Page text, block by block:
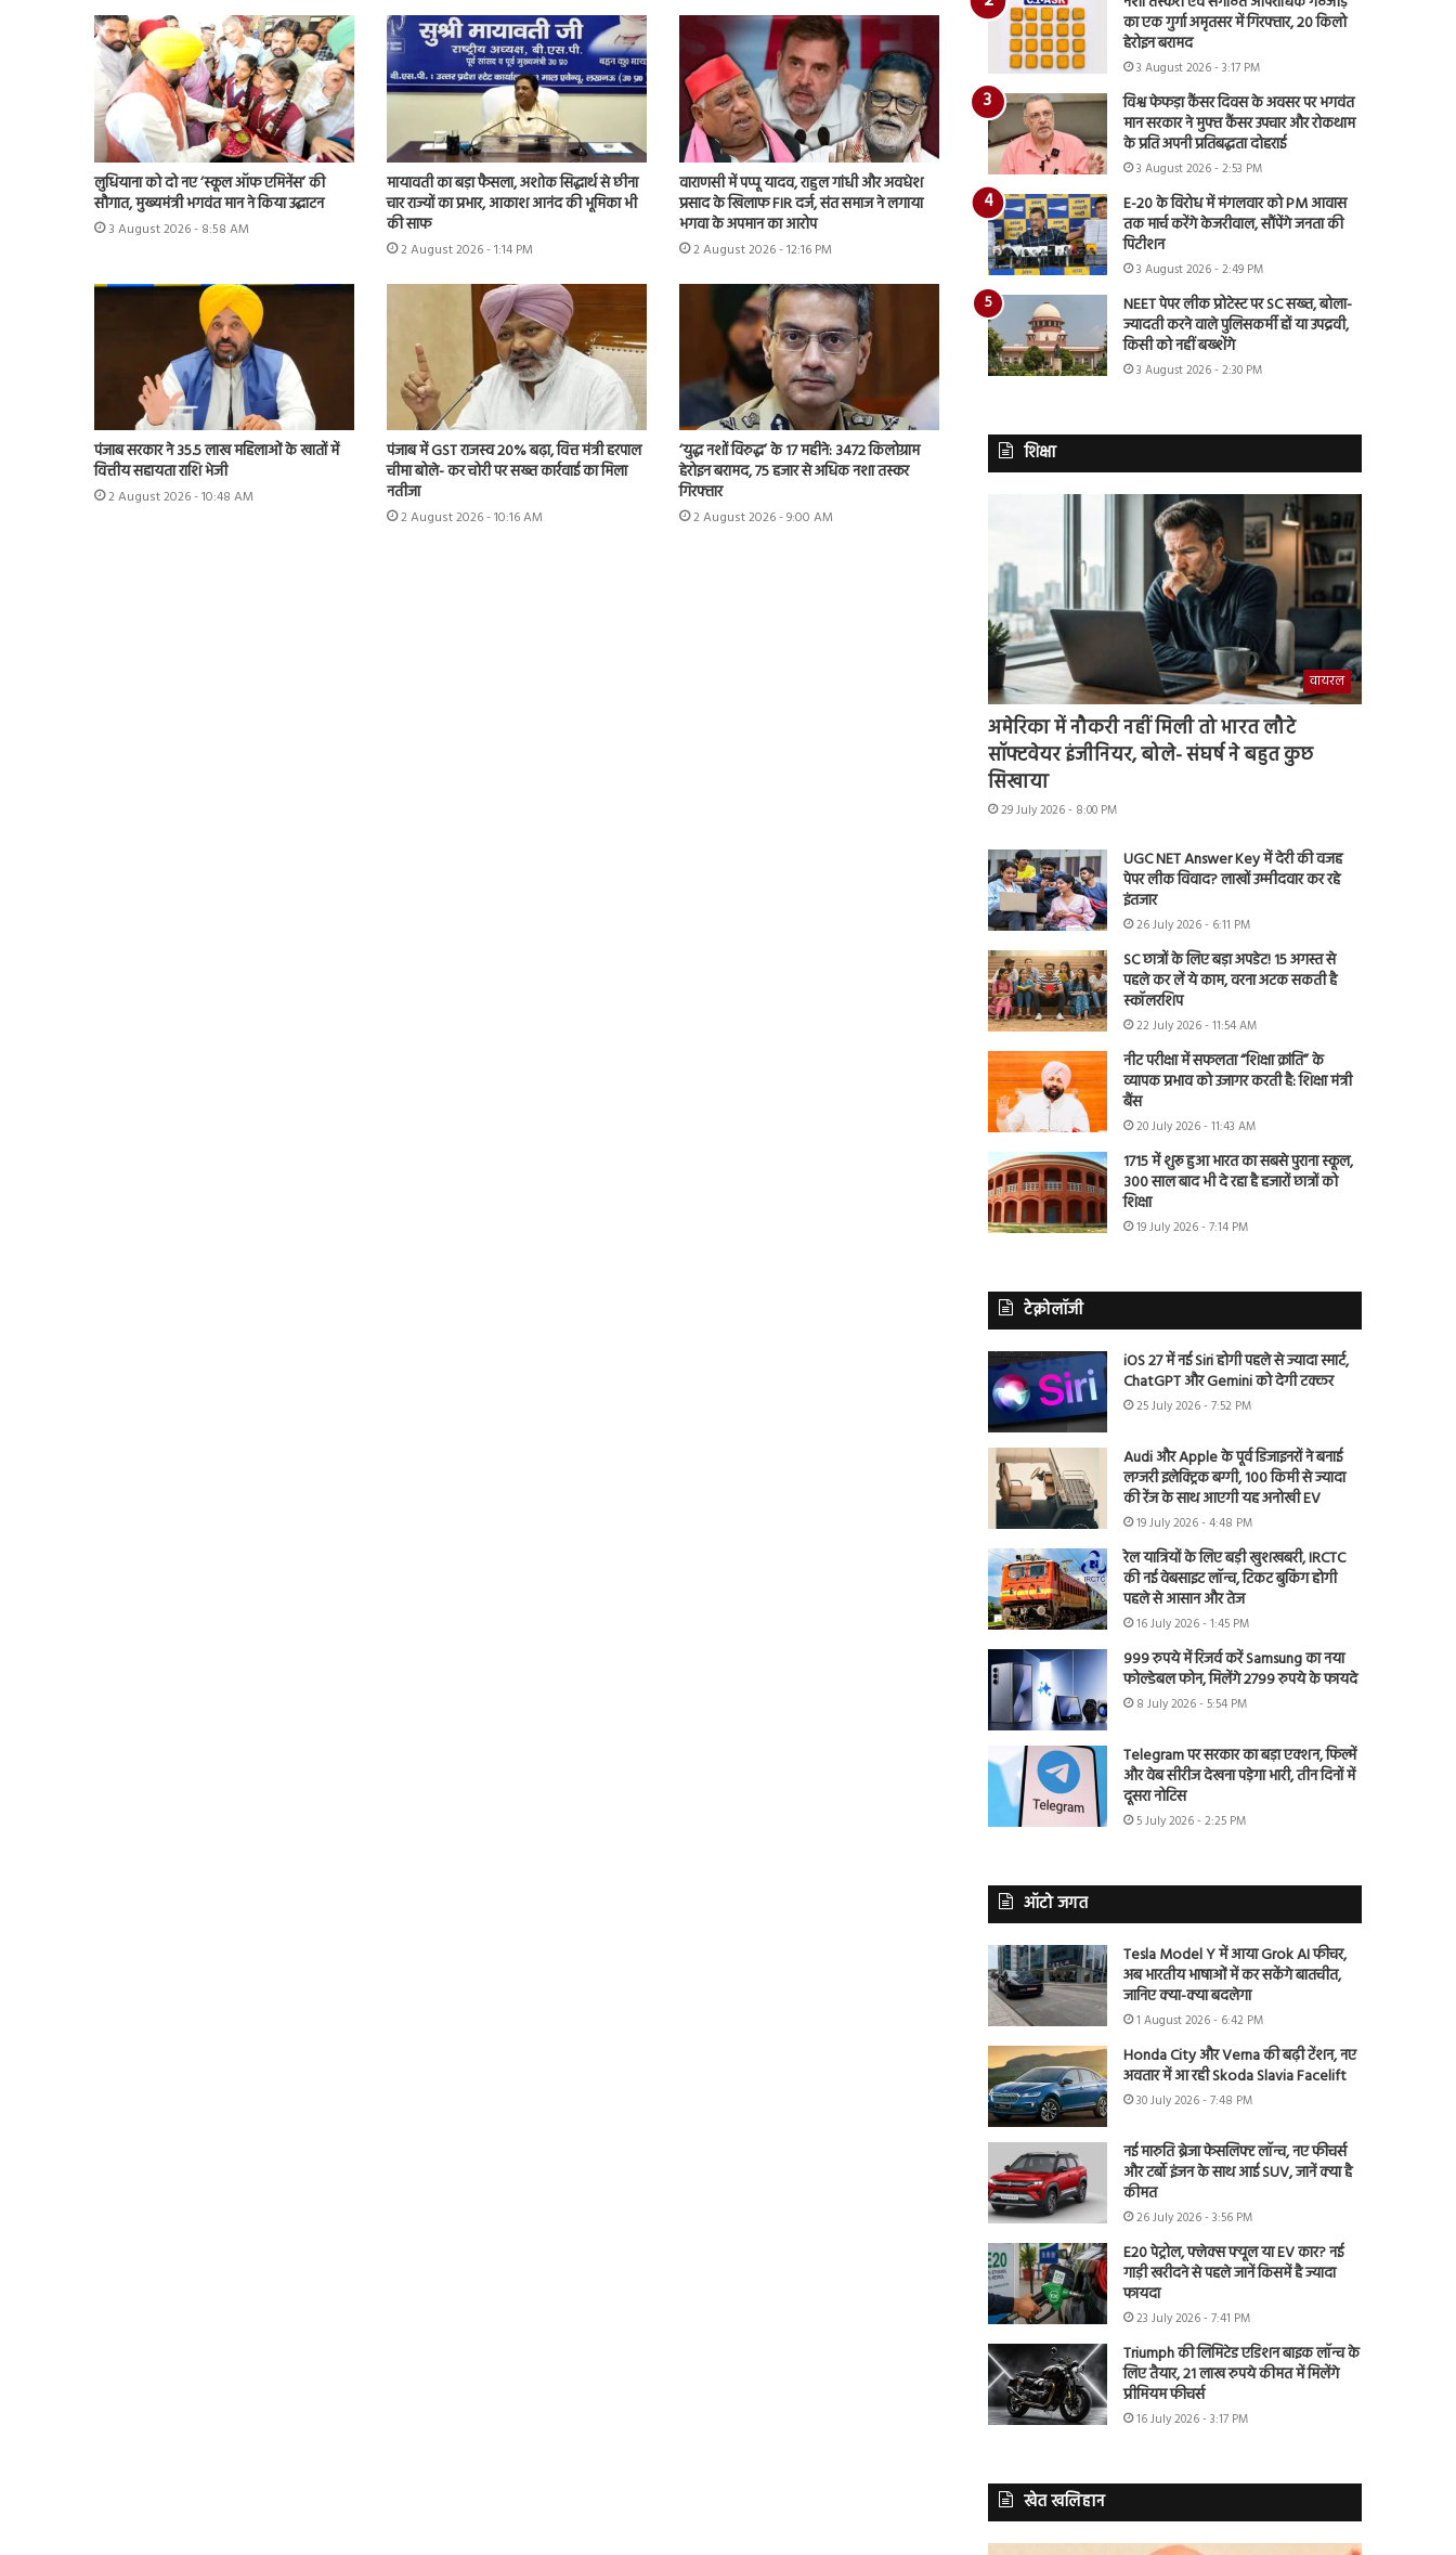
लुधियाना को दो नए ‘स्कूल ऑफ एमिनेंस’ की
सौगात, मुख्यमंत्री भगवंत मान ने किया उद्घाटन
3 August 2026 - 8:58 AM
मायावती का बड़ा फैसला, अशोक सिद्धार्थ से छीना
चार राज्यों का प्रभार, आकाश आनंद की भूमिका भी
की साफ
2 August 2026 - 1:14 PM
वाराणसी में पप्पू यादव, राहुल गांधी और अवधेश
प्रसाद के खिलाफ FIR दर्ज, संत समाज ने लगाया
भगवा के अपमान का आरोप
2 August 2026 - 12:16 PM
पंजाब सरकार ने 35.5 लाख महिलाओं के खातों में
वित्तीय सहायता राशि भेजी
2 August 2026 - 10:48 AM
पंजाब में GST राजस्व 20% बढ़ा, वित्त मंत्री हरपाल
चीमा बोले- कर चोरी पर सख्त कार्रवाई का मिला
नतीजा
2 August 2026 - 10:16 AM
‘युद्ध नशों विरुद्ध’ के 17 महीने: 3472 किलोग्राम
हेरोइन बरामद, 75 हजार से अधिक नशा तस्कर
गिरफ्तार
2 August 2026 - 9:00 AM
का एक गुर्गा अमृतसर में गिरफ्तार, 20 किलो
हेरोइन बरामद
3 August 2026 - 3:17 PM
विश्व फेफड़ा कैंसर दिवस के अवसर पर भगवंत
मान सरकार ने मुफ्त कैंसर उपचार और रोकथाम
के प्रति अपनी प्रतिबद्धता दोहराई
3 August 2026 - 2:53 PM
E-20 के विरोध में मंगलवार को PM आवास
तक मार्च करेंगे केजरीवाल, सौंपेंगे जनता की
पिटीशन
3 August 2026 - 2:49 PM
NEET पेपर लीक प्रोटेस्ट पर SC सख्त, बोला-
ज्यादती करने वाले पुलिसकर्मी हों या उपद्रवी,
किसी को नहीं बख्शेंगे
3 August 2026 - 2:30 PM
शिक्षा
वायरल
अमेरिका में नौकरी नहीं मिली तो भारत लौटे
सॉफ्टवेयर इंजीनियर, बोले- संघर्ष ने बहुत कुछ
सिखाया
29 July 2026 - 8:00 PM
UGC NET Answer Key में देरी की वजह
पेपर लीक विवाद? लाखों उम्मीदवार कर रहे
इंतजार
26 July 2026 - 6:11 PM
SC छात्रों के लिए बड़ा अपडेट! 15 अगस्त से
पहले कर लें ये काम, वरना अटक सकती है
स्कॉलरशिप
22 July 2026 - 11:54 AM
नीट परीक्षा में सफलता “शिक्षा क्रांति” के
व्यापक प्रभाव को उजागर करती है: शिक्षा मंत्री
बैंस
20 July 2026 - 11:43 AM
1715 में शुरू हुआ भारत का सबसे पुराना स्कूल,
300 साल बाद भी दे रहा है हजारों छात्रों को
शिक्षा
19 July 2026 - 7:14 PM
टेक्नोलॉजी
iOS 27 में नई Siri होगी पहले से ज्यादा स्मार्ट,
ChatGPT और Gemini को देगी टक्कर
25 July 2026 - 7:52 PM
Audi और Apple के पूर्व डिजाइनरों ने बनाई
लग्जरी इलेक्ट्रिक बग्गी, 100 किमी से ज्यादा
की रेंज के साथ आएगी यह अनोखी EV
19 July 2026 - 4:48 PM
रेल यात्रियों के लिए बड़ी खुशखबरी, IRCTC
की नई वेबसाइट लॉन्च, टिकट बुकिंग होगी
पहले से आसान और तेज
16 July 2026 - 1:45 PM
999 रुपये में रिजर्व करें Samsung का नया
फोल्डेबल फोन, मिलेंगे 2799 रुपये के फायदे
8 July 2026 - 5:54 PM
Telegram पर सरकार का बड़ा एक्शन, फिल्में
और वेब सीरीज देखना पड़ेगा भारी, तीन दिनों में
दूसरा नोटिस
5 July 2026 - 2:25 PM
ऑटो जगत
Tesla Model Y में आया Grok AI फीचर,
अब भारतीय भाषाओं में कर सकेंगे बातचीत,
जानिए क्या-क्या बदलेगा
1 August 2026 - 6:42 PM
Honda City और Verna की बढ़ी टेंशन, नए
अवतार में आ रही Skoda Slavia Facelift
30 July 2026 - 7:48 PM
नई मारुति ब्रेजा फेसलिफ्ट लॉन्च, नए फीचर्स
और टर्बो इंजन के साथ आई SUV, जानें क्या है
कीमत
26 July 2026 - 3:56 PM
E20 पेट्रोल, फ्लेक्स फ्यूल या EV कार? नई
गाड़ी खरीदने से पहले जानें किसमें है ज्यादा
फायदा
23 July 2026 - 7:41 PM
Triumph की लिमिटेड एडिशन बाइक लॉन्च के
लिए तैयार, 21 लाख रुपये कीमत में मिलेंगे
प्रीमियम फीचर्स
16 July 2026 - 3:17 PM
खेत खलिहान